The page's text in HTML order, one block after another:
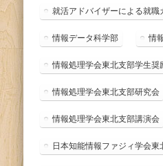
就活アドバイザーによる就職
情報データ科学部 情
情報処理学会東北支部学生奨
情報処理学会東北支部研究会
情報処理学会東北支部講演会
日本知能情報ファジィ学会